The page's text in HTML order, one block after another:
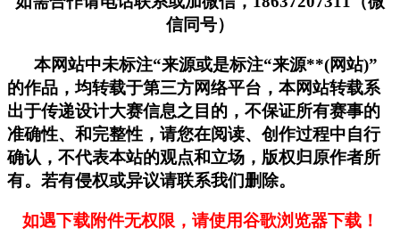
信同号）
本网站中未标注“来源或是标注“来源**(网站)”
的作品，均转载于第三方网络平台，本网站转载系
出于传递设计大赛信息之目的，不保证所有赛事的
准确性、和完整性，请您在阅读、创作过程中自行
确认，不代表本站的观点和立场，版权归原作者所
有。若有侵权或异议请联系我们删除。
如遇下载附件无权限，请使用谷歌浏览器下载！